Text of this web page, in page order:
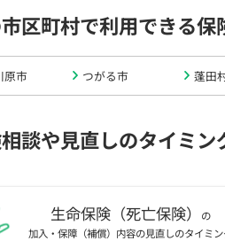
区町村で利用できる
原市 つがる市 蓬田
談や見直しのタイミン
生命保険（死亡保険）
の
加入・保障（補償）内容の見直しのタイミ